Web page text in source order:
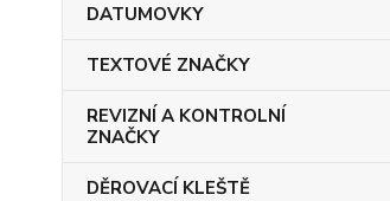
DATUMOVKY
TEXTOVÉ ZNAČKY
REVIZNÍ A KONTROLNÍ
ZNAČKY
DĚROVACÍ KLEŠTĚ